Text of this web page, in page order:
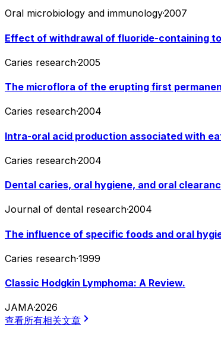
Oral microbiology and immunology·2007
Effect of withdrawal of fluoride-containing
Caries research·2005
The microflora of the erupting first
Caries research·2004
Intra-oral acid production associated with
Caries research·2004
Dental caries, oral hygiene, and oral
Journal of dental research·2004
The influence of specific foods and oral
Caries research·1999
Classic Hodgkin Lymphoma: A Review.
JAMA·2026
查看所有相关文章